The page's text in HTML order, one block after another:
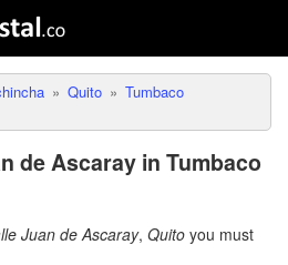
Quito
Tumbaco
de Ascaray in Tumbaco
Juan de Ascaray, Quito you must